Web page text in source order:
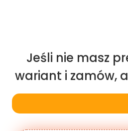
Jeśli nie masz
wariant i zamów,